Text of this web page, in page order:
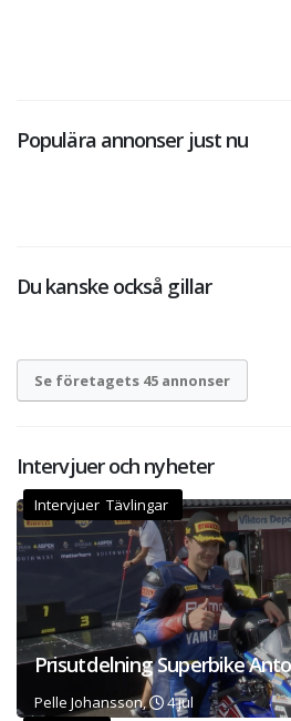
Populära annonser just nu
Du kanske också gillar
Se företagets 45 annonser
Intervjuer och nyheter
Intervjuer Tävlingar
Prisutdelning Superbike
Pelle Johansson,
4 jul